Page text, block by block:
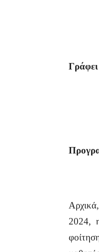
Γράφει
2024,